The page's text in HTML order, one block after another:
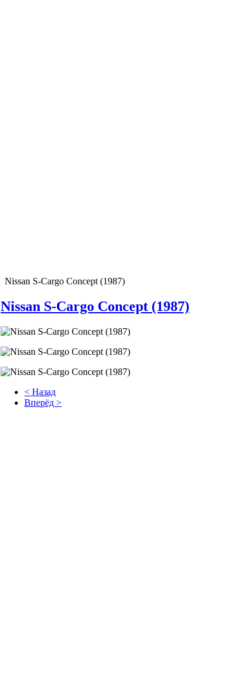
Nissan S-Cargo Concept (1987)
Nissan S-Cargo Concept (1987)
< Назад
Вперёд >